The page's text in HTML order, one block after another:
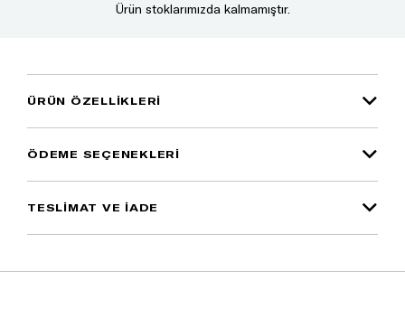
Ürün stoklarımızda kalmamıştır.
ÜRÜN ÖZELLIKLERI
ÖDEME SEÇENEKLERI
TESLİMAT VE İADE